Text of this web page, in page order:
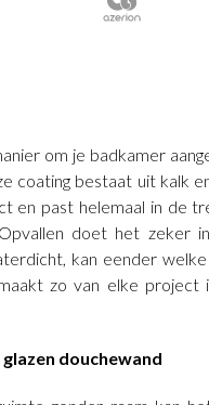
om je badkamer
coating bestaat uit kalk
en past helemaal in de
doet het zeker
kan eender
zo van elke project
douchewand